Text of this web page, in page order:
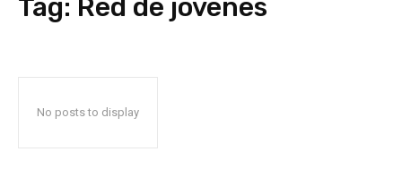
Tag: Red de jóvenes
No posts to display